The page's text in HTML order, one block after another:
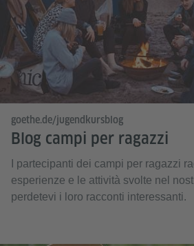
goethe.de/jugendkursblog
Blog campi per ragazzi
I partecipanti dei campi per ragazzi
esperienze e le attività svolte nel
perdetevi i loro racconti interessanti.